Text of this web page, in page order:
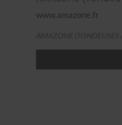
www.amazone.fr